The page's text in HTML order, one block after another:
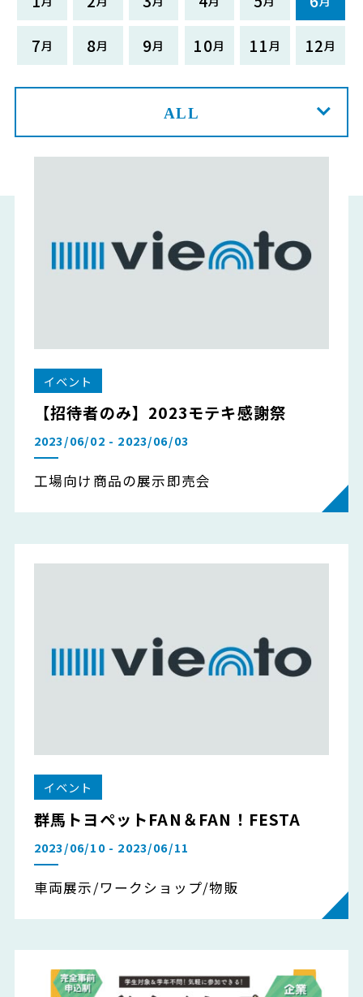
7
8 9 10 11 12
ALL
イベント
【招待者のみ】2023モテキ感謝祭
2023/06/02 - 2023/06/03
工場向け商品の展示即売会
イベント
群馬トヨペットFAN＆FAN！FESTA
2023/06/10 - 2023/06/11
車両展示/ワークショップ/物販